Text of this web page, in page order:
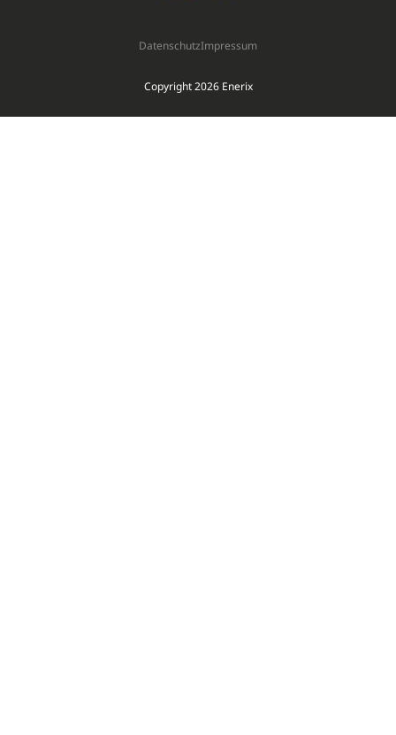
Copyright 2026 Enerix
DatenschutzImpressum